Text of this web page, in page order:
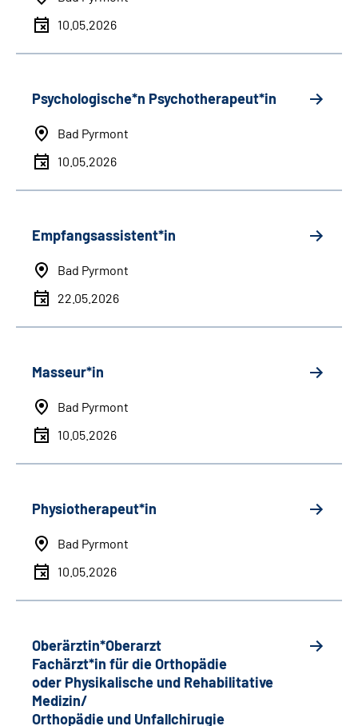
10.05.2026
Psychologische*n Psychotherapeut*in
Bad Pyrmont
10.05.2026
Empfangsassistent*in
Bad Pyrmont
22.05.2026
Masseur*in
Bad Pyrmont
10.05.2026
Physiotherapeut*in
Bad Pyrmont
10.05.2026
Oberärztin*Oberarzt
Fachärzt*in für die Orthopädie
oder Physikalische und Rehabilitative
Medizin/
Orthopädie und Unfallchirugie